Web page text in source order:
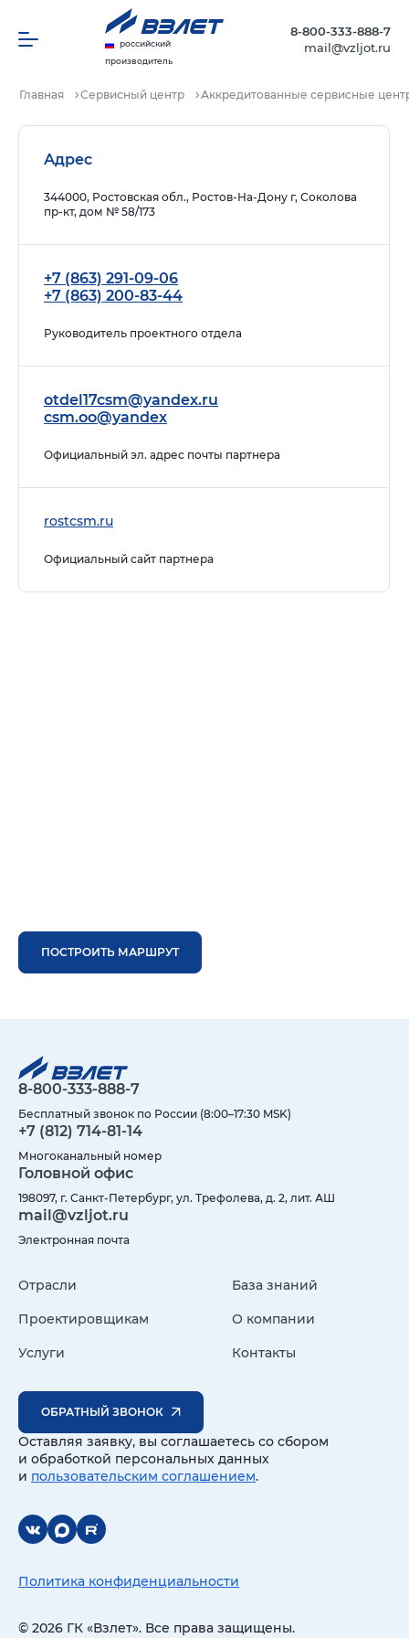
российский
производитель
8-800-333-888-7
mail@vzljot.ru
Главная Сервисный центр Аккредитованные сервисные
Адрес
344000, Ростовская обл., Ростов-На-Дону г, Соколова
пр-кт, дом № 58/173
+7 (863) 291-09-06
+7 (863) 200-83-44
Руководитель проектного отдела
otdel17csm@yandex.ru
csm.oo@yandex
Официальный эл. адрес почты партнера
rostcsm.ru
Официальный сайт партнера
ПОСТРОИТЬ МАРШРУТ
8-800-333-888-7
Бесплатный звонок по России (8:00–17:30 MSK)
+7 (812) 714-81-14
Многоканальный номер
Головной офис
198097, г. Санкт-Петербург, ул. Трефолева, д. 2, лит. АШ
mail@vzljot.ru
Электронная почта
Отрасли
Проектировщикам
Услуги
База знаний
О компании
Контакты
ОБРАТНЫЙ ЗВОНОК
Оставляя заявку, вы соглашаетесь со сбором
и обработкой персональных данных
и пользовательским соглашением.
© 2026 ГК «Взлет». Все права защищены.
Политика конфиденциальности